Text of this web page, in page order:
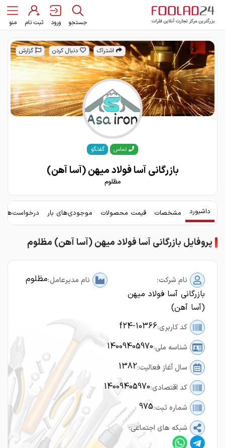
جستجو ورود ثبت نام منو
اشتراک دنبال کردن گزارش
تماس گفتگو
بازرگانی آسا فولاد میهن (آسا آهن)
مظلوم
داشبورد مشخصات قیمت محصولات موجودی‌های بار
پروفایل بازرگانی آسا فولاد میهن (آسا آهن) مظلوم
نام شرکت:
بازرگانی آسا فولاد میهن
(آسا آهن)
نام مدیرعامل:مظلوم
کد کاربری:f24-10366
شناسه ملی:14009405970
سال آغاز فعالیت:1382
کد اقتصادی:14009405970
شماره ثبت:975
شبکه های اجتماعی: